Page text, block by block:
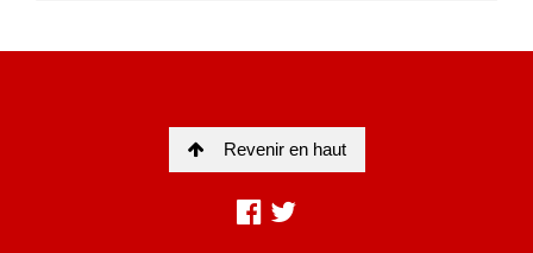
Revenir en haut